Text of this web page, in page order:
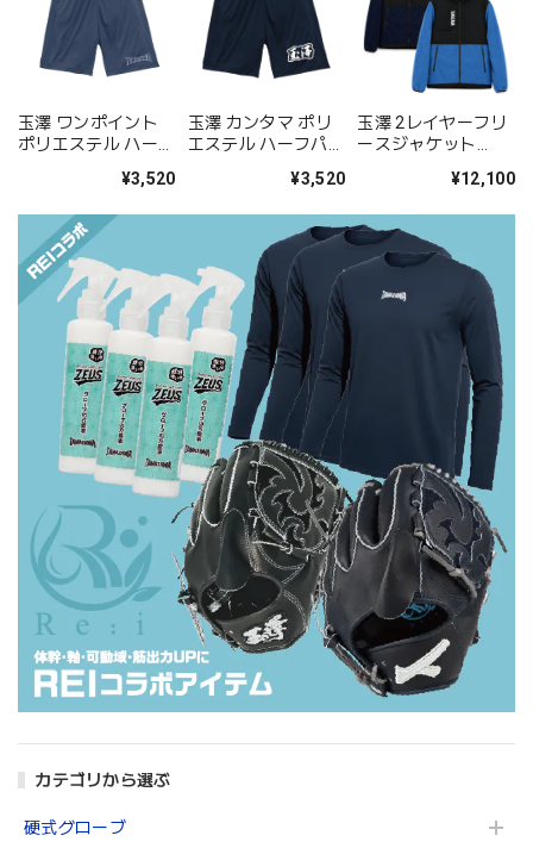
カテゴリから選ぶ
硬式グローブ
玉澤 ワンポイント
ポリエステル ハーフ
¥3,520
玉澤 カンタマ ポリ
エステル ハーフパン
¥3,520
玉澤 2レイヤーフリ
ースジャケット
¥12,100